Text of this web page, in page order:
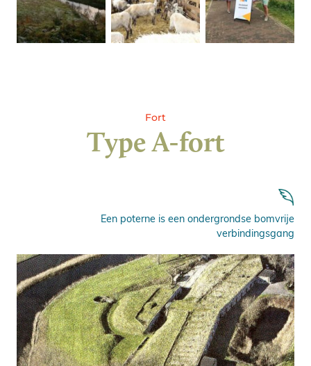
Fort
Type A-fort
Een poterne is een ondergrondse bomvrije
verbindingsgang